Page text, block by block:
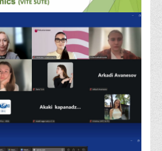
міжнародної співпраці
конференцій та вебінарів
диплому
(міжнародна практика)